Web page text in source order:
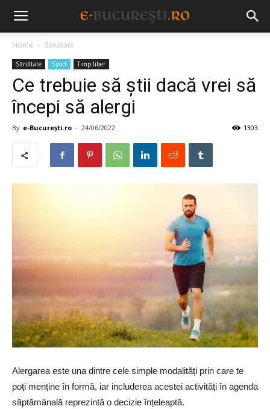
Home Sănătate
Sănătate Sport Timp liber
Ce trebuie să știi dacă vrei să
începi să alergi
By e-București.ro - 24/06/2022 1303
Alergarea este una dintre cele simple modalități prin care te
poți menține în formă, iar includerea acestei activități în agenda
săptămânală reprezintă o decizie înțeleaptă.